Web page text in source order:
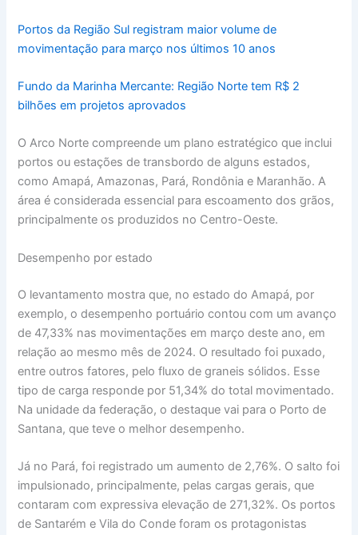
Portos da Região Sul registram maior volume de
movimentação para março nos últimos 10 anos
Fundo da Marinha Mercante: Região Norte tem R$ 2
bilhões em projetos aprovados
O Arco Norte compreende um plano estratégico que inclui
portos ou estações de transbordo de alguns estados,
como Amapá, Amazonas, Pará, Rondônia e Maranhão. A
área é considerada essencial para escoamento dos grãos,
principalmente os produzidos no Centro-Oeste.
Desempenho por estado
O levantamento mostra que, no estado do Amapá, por
exemplo, o desempenho portuário contou com um avanço
de 47,33% nas movimentações em março deste ano, em
relação ao mesmo mês de 2024. O resultado foi puxado,
entre outros fatores, pelo fluxo de graneis sólidos. Esse
tipo de carga responde por 51,34% do total movimentado.
Na unidade da federação, o destaque vai para o Porto de
Santana, que teve o melhor desempenho.
Já no Pará, foi registrado um aumento de 2,76%. O salto foi
impulsionado, principalmente, pelas cargas gerais, que
contaram com expressiva elevação de 271,32%. Os portos
de Santarém e Vila do Conde foram os protagonistas